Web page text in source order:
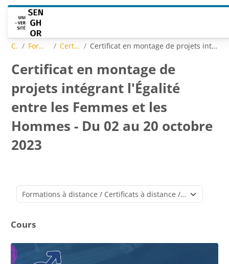
Passer au contenu principal
Cours Formations à distance Certificats à distance Certificat en montage de projets intégrant l'Égalité entre les Femmes et les Hommes - Du 02 au 20 octobre 2023
Certificat en montage de
projets intégrant l'Égalité
entre les Femmes et les
Hommes - Du 02 au 20 octobre
2023
Catégories de cours
Cours